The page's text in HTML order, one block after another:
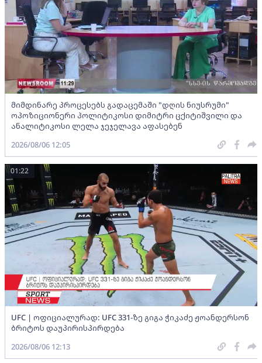
მიმდინარე პროცესებს გადაცემაში "დღის ნიუსრუმი"
ოპოზიციონერი პოლიტიკოსი დიმიტრი ცქიტიშვილი და
ანალიტიკოსი ლელა ჯეჯელავა აფასებენ
2026/08/06 12:05
UFC | ოფიციალურად: UFC 331-ზე გიგა ჭიკაძე ჟოანდერსონ
ბრიტოს დაუპირისპირდება
01:22
2026/08/06 12:13